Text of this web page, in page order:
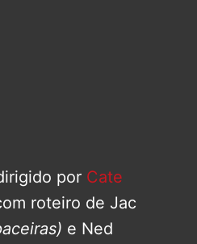
por Cate
roteiro de Jac
e Ned